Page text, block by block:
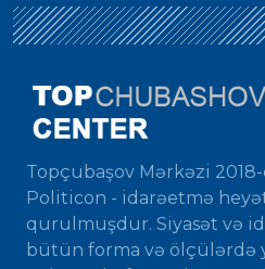
Topçubaşov Mərkəzi
Politicon - idarəetmə
qurulmuşdur. Siyasət və
bütün forma və ölçülərdə